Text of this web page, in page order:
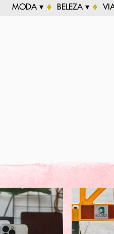
MODA ▾ BELEZA ▾